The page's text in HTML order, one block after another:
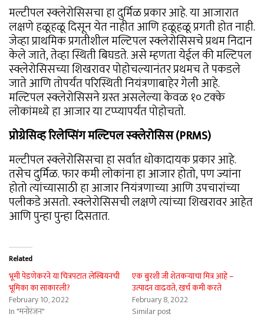
मल्टीपल स्क्लेरोसिसचा हा दुर्मिळ प्रकार आहे. या आजारात
लक्षणे हळूहळू दिसून येत नाहीत आणि हळूहळू प्रगती होत नाही.
जेव्हा प्राथमिक प्रगतीशील मल्टिपल स्क्लेरोसिसचे प्रथम निदान
केले जाते, तेव्हा स्थिती बिघडते. असे म्हणता येईल की मल्टिपल
स्क्लेरोसिसच्या शिखरावर पोहोचल्यानंतर प्रथमच ते पकडले
जाते आणि तोपर्यंत परिस्थिती नियंत्रणाबाहेर गेली आहे.
मल्टिपल स्क्लेरोसिसने ग्रस्त असलेल्या केवळ १० टक्के
लोकांमध्ये हा आजार या टप्प्यापर्यंत पोहोचतो.
प्रोग्रेसिव्ह रिलेप्सिंग मल्टिपल स्क्लेरोसिस (PRMS)
मल्टीपल स्क्लेरोसिसचा हा सर्वात धोकादायक प्रकार आहे.
तसेच दुर्मिळ. फार कमी लोकांना हा आजार होतो, पण ज्यांना
होतो त्यांच्यासाठी हा आजार नियंत्रणाच्या आणि उपचारांच्या
पलीकडे असतो. स्क्लेरोसिसची लक्षणे त्यांच्या शिखरावर आहेत
आणि पुन्हा पुन्हा दिसतात.
Related
भूमी पेडणेकरने या चित्रपटात लेस्बियनची
भूमिका का साकारली?
February 10, 2022
In "मनोरंजन"
एक बुरशी जी शेतकऱ्याचा मित्र आहे –
उत्पादन वाढवते, खर्च कमी करते
February 8, 2022
Similar post